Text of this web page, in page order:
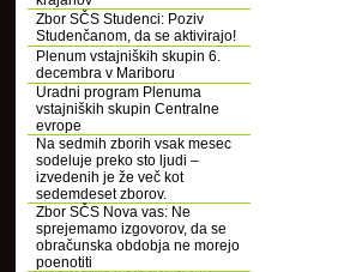
Zbor SČS Studenci: Poziv
Studenčanom, da se aktivirajo!
Plenum vstajniških skupin 6.
decembra v Mariboru
Uradni program Plenuma
vstajniških skupin Centralne
evrope
Na sedmih zborih vsak mesec
sodeluje preko sto ljudi –
izvedenih je že več kot
sedemdeset zborov.
Zbor SČS Nova vas: Ne
sprejemamo izgovorov, da se
obračunska obdobja ne morejo
poenotiti